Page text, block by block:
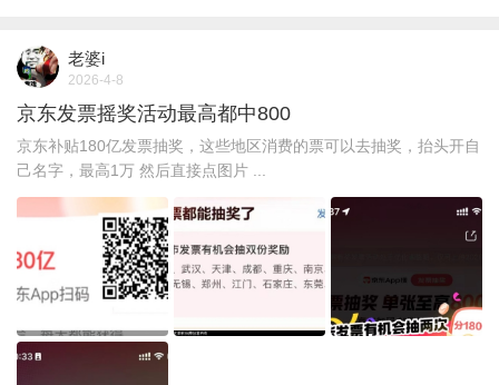
老婆i
2026-4-8
京东发票摇奖活动最高都中800
京东补贴180亿发票抽奖，这些地区消费的票可以去抽奖，抬头开自
己名字，最高1万 然后直接点图片 ...